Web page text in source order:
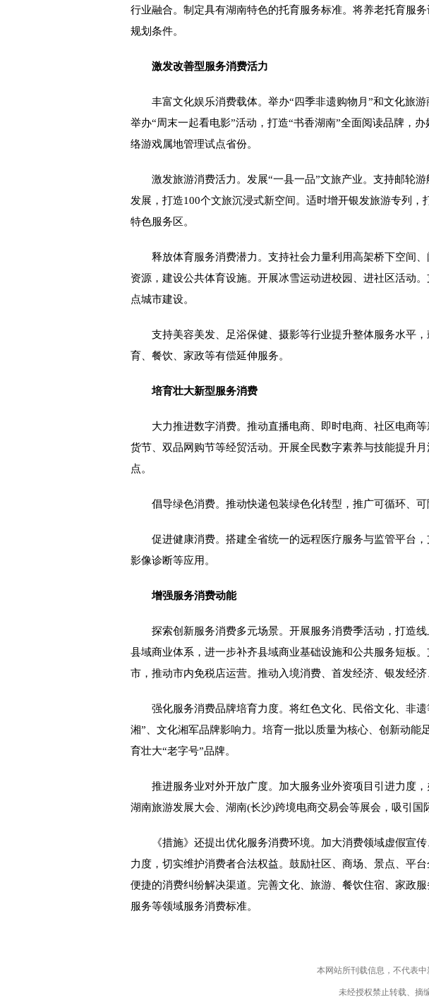
行业融合。制定具有湖南特色的托育服务标准。将养老托育服
规划条件。
激发改善型服务消费活力
丰富文化娱乐消费载体。举办“四季非遗购物月”和文化旅游
举办“周末一起看电影”活动，打造“书香湖南”全面阅读品牌，
络游戏属地管理试点省份。
激发旅游消费活力。发展“一县一品”文旅产业。支持邮轮游
发展，打造100个文旅沉浸式新空间。适时增开银发旅游专列，
特色服务区。
释放体育服务消费潜力。支持社会力量利用高架桥下空间、
资源，建设公共体育设施。开展冰雪运动进校园、进社区活动
点城市建设。
支持美容美发、足浴保健、摄影等行业提升整体服务水平，
育、餐饮、家政等有偿延伸服务。
培育壮大新型服务消费
大力推进数字消费。推动直播电商、即时电商、社区电商等
货节、双品网购节等经贸活动。开展全民数字素养与技能提升
点。
倡导绿色消费。推动快递包装绿色化转型，推广可循环、可
促进健康消费。搭建全省统一的远程医疗服务与监管平台，
影像诊断等应用。
增强服务消费动能
探索创新服务消费多元场景。开展服务消费季活动，打造线
县域商业体系，进一步补齐县域商业基础设施和公共服务短板
市，推动市内免税店运营。推动入境消费、首发经济、银发经济
强化服务消费品牌培育力度。将红色文化、民俗文化、非遗
湘”、文化湘军品牌影响力。培育一批以质量为核心、创新动能
育壮大“老字号”品牌。
推进服务业对外开放广度。加大服务业外资项目引进力度，
湖南旅游发展大会、湖南(长沙)跨境电商交易会等展会，吸引国
《措施》还提出优化服务消费环境。加大消费领域虚假宣传
力度，切实维护消费者合法权益。鼓励社区、商场、景点、平
便捷的消费纠纷解决渠道。完善文化、旅游、餐饮住宿、家政
服务等领域服务消费标准。
本网站所刊载信息，不代表中
未经授权禁止转载、摘